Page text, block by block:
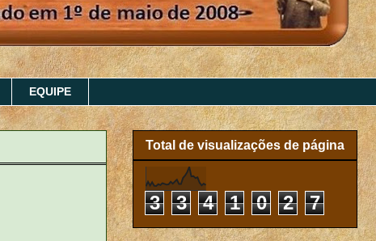
EQUIPE
Total de visualizações de página
3 3 4 1 0 2 7